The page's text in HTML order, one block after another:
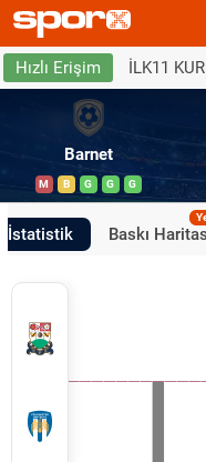
Hızlı Erişim İLK11 KUR
Barnet
M B G G G
İstatistik Baskı